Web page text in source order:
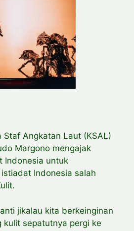
Staf Angkatan Laut (KSAL)
Margono mengajak
Indonesia untuk
Indonesia salah
jikalau kita berkeinginan
kulit sepatutnya pergi ke